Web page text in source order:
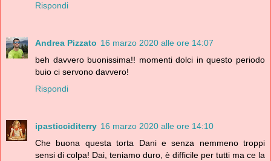
Rispondi
Andrea Pizzato 16 marzo 2020 alle ore 14:07
beh davvero buonissima!! momenti dolci in questo periodo
buio ci servono davvero!
Rispondi
ipasticciditerry 16 marzo 2020 alle ore 14:10
Che buona questa torta Dani e senza nemmeno troppi
sensi di colpa! Dai, teniamo duro, è difficile per tutti ma ce la